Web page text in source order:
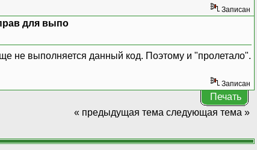
Записан
для выпо
не выполняется данный код. Поэтому и "пролетало".
Записан
Печать
« предыдущая тема следующая тема »